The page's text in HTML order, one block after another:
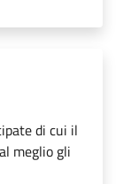
di cui il
meglio gli